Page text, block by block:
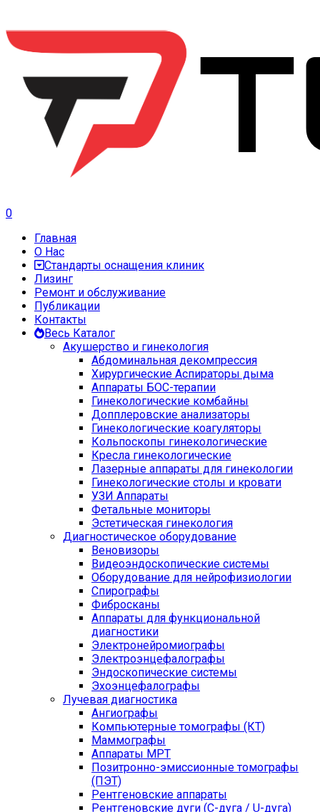
0
Главная
О Нас
Стандарты оснащения клиник
Лизинг
Ремонт и обслуживание
Публикации
Контакты
Весь Каталог
Акушерство и гинекология
Абдоминальная декомпрессия
Хирургические Аспираторы дыма
Аппараты БОС-терапии
Гинекологические комбайны
Допплеровские анализаторы
Гинекологические коагуляторы
Кольпоскопы гинекологические
Кресла гинекологические
Лазерные аппараты для гинекологии
Гинекологические столы и кровати
УЗИ Аппараты
Фетальные мониторы
Эстетическая гинекология
Диагностическое оборудование
Веновизоры
Видеоэндоскопические системы
Оборудование для нейрофизиологии
Спирографы
Фибросканы
Аппараты для функциональной
диагностики
Электронейромиографы
Электроэнцефалографы
Эндоскопические системы
Эхоэнцефалографы
Лучевая диагностика
Ангиографы
Компьютерные томографы (КТ)
Маммографы
Аппараты МРТ
Позитронно-эмиссионные томографы
(ПЭТ)
Рентгеновские аппараты
Рентгеновские дуги (С-дуга / U-дуга)